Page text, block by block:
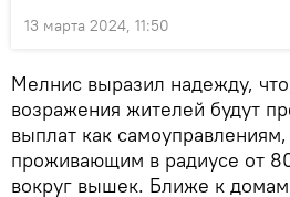
13 марта 2024, 11:50
Мелнис выразил надежду,
возражения жителей будут
выплат как
проживающим в радиусе от
вокруг вышек. Ближе к домам